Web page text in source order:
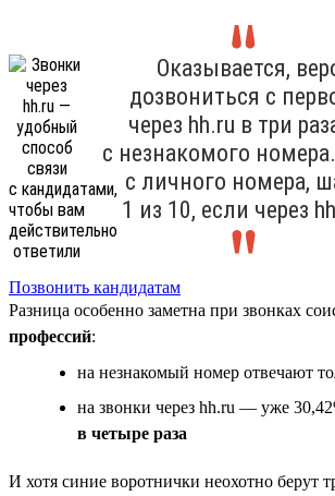
Оказывается,
дозвониться с
через hh.ru в три
с незнакомого
с личного номера,
1 из 10, если через
Позвонить кандидатам
Разница особенно заметна при звонках
профессий:
на незнакомый номер отвечают
на звонки через hh.ru — уже
в четыре раза
И хотя синие воротнички неохотно берут